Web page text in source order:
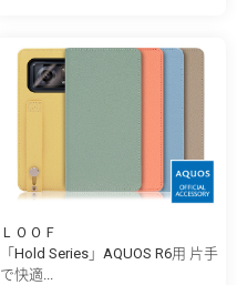
ＬＯＯＦ
「Hold Series」AQUOS R6用 片手
で快適...